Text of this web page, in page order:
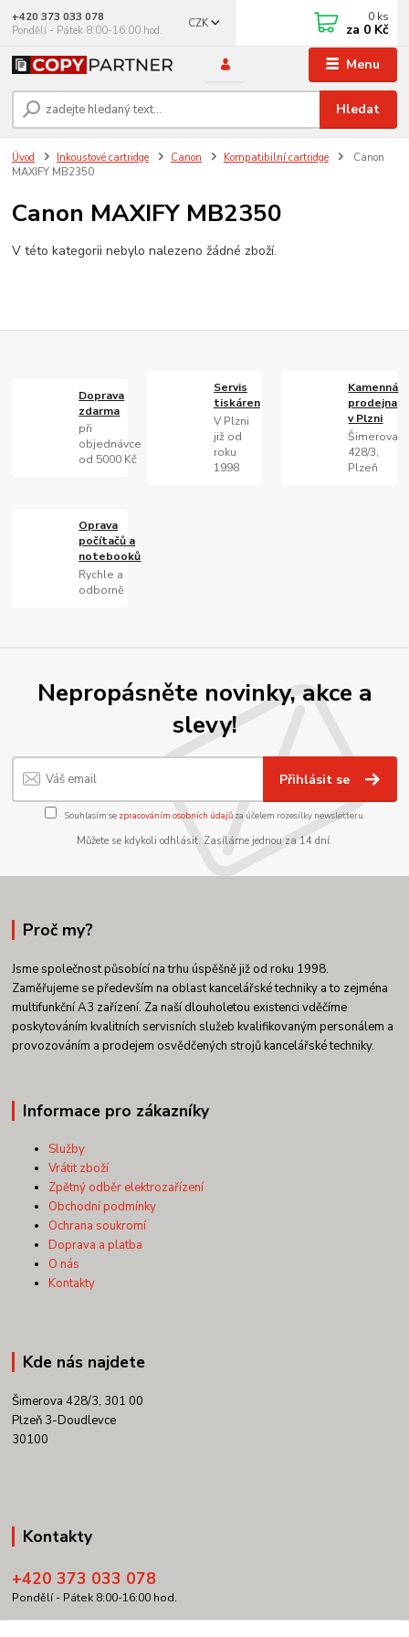
Menu
CZK
Hledat
+420 373 033 078
Pondělí - Pátek 8:00-16:00 hod.
0 ks
za 0 Kč
Úvod Inkoustové cartridge Canon Kompatibilní cartridge
Canon
MAXIFY MB2350
Canon MAXIFY MB2350
V této kategorii nebylo nalezeno žádné zboží.
Doprava
zdarma
při
objednávce
od 5000 Kč
Servis
tiskáren
V Plzni
již od
roku
1998
Kamenná
prodejna
v Plzni
Šimerova
428/3,
Plzeň
Oprava
počítačů a
notebooků
Rychle a
odborně
Nepropásněte novinky, akce a
slevy!
Přihlásit se
Souhlasím se zpracováním osobních údajůza účelem rozesílky newsletteru.
Můžete se kdykoli odhlásit. Zasíláme jednou za 14 dní.
Proč my?
Jsme společnost působící na trhu úspěšně již od roku 1998.
Zaměřujeme se především na oblast kancelářské techniky a to zejména
multifunkční A3 zařízení. Za naší dlouholetou existenci vděčíme
poskytováním kvalitních servisních služeb kvalifikovaným personálem a
provozováním a prodejem osvědčených strojů kancelářské techniky.
Informace pro zákazníky
Služby
Vrátit zboží
Zpětný odběr elektrozařízení
Obchodní podmínky
Ochrana soukromí
Doprava a platba
O nás
Kontakty
Kde nás najdete
Šimerova 428/3, 301 00
Plzeň 3-Doudlevce
30100
Kontakty
+420 373 033 078
Pondělí - Pátek 8:00-16:00 hod.